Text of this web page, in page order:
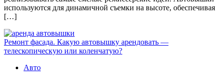
используются для динамичной съемки на высоте, обеспечивая
[…]
Ремонт фасада. Какую автовышку арендовать —
телескопическую или коленчатую?
Авто